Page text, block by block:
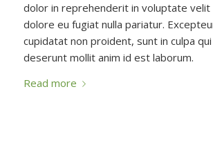
dolor in reprehenderit in voluptate velit
dolore eu fugiat nulla pariatur.
cupidatat non proident, sunt in culpa
deserunt mollit anim id est laborum.
Read more